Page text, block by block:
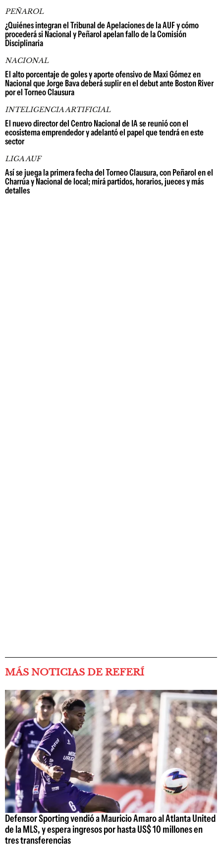
PEÑAROL
¿Quiénes integran el Tribunal de Apelaciones de la AUF y cómo
procederá si Nacional y Peñarol apelan fallo de la Comisión
Disciplinaria
NACIONAL
El alto porcentaje de goles y aporte ofensivo de Maxi Gómez en
Nacional que Jorge Bava deberá suplir en el debut ante Boston River
por el Torneo Clausura
INTELIGENCIA ARTIFICIAL
El nuevo director del Centro Nacional de IA se reunió con el
ecosistema emprendedor y adelantó el papel que tendrá en este
sector
LIGA AUF
Así se juega la primera fecha del Torneo Clausura, con Peñarol en el
Charrúa y Nacional de local; mirá partidos, horarios, jueces y más
detalles
MÁS NOTICIAS DE REFERÍ
Defensor Sporting vendió a Mauricio Amaro al Atlanta United
de la MLS, y espera ingresos por hasta US$ 10 millones en
tres transferencias